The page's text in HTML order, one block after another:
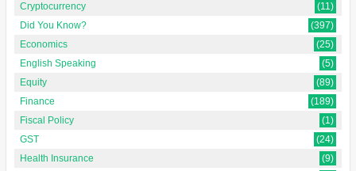
Cryptocurrency
(11)
Did You Know?
(397)
Economics
(25)
English Speaking
(5)
Equity
(89)
Finance
(189)
Fiscal Policy
(1)
GST
(24)
Health Insurance
(9)